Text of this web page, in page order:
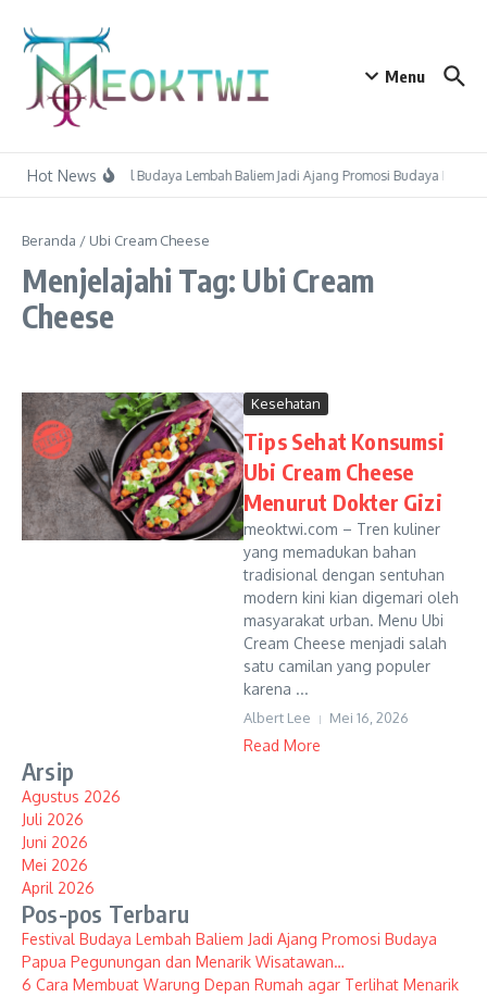
Menu
Hot NewsFestival Budaya Lembah Baliem Jadi Ajang Promosi Budaya
Beranda / Ubi Cream Cheese
Menjelajahi Tag: Ubi Cream
Cheese
Kesehatan
Tips Sehat Konsumsi
Ubi Cream Cheese
Menurut Dokter Gizi
meoktwi.com – Tren kuliner
yang memadukan bahan
tradisional dengan sentuhan
modern kini kian digemari oleh
masyarakat urban. Menu Ubi
Cream Cheese menjadi salah
satu camilan yang populer
karena ...
Albert Lee Mei 16, 2026
Read More
Arsip
Agustus 2026
Juli 2026
Juni 2026
Mei 2026
April 2026
Pos-pos Terbaru
Festival Budaya Lembah Baliem Jadi Ajang Promosi Budaya
Papua Pegunungan dan Menarik Wisatawan…
6 Cara Membuat Warung Depan Rumah agar Terlihat Menarik